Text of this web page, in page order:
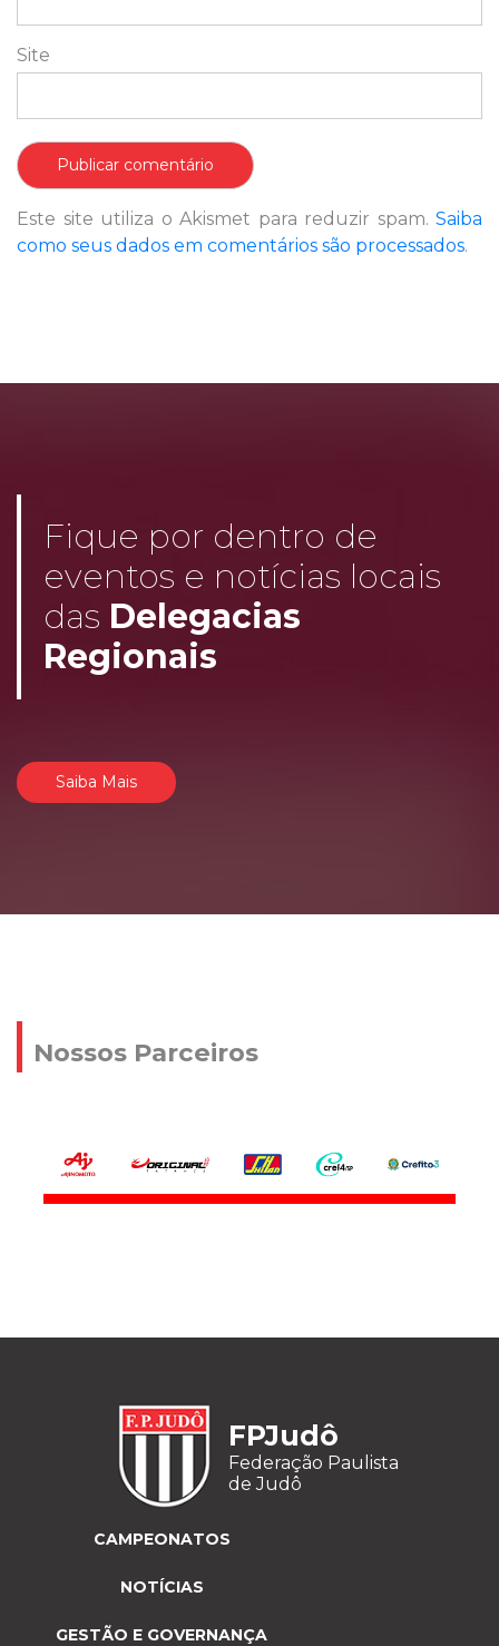
Site
Este site utiliza o Akismet para reduzir spam. Saiba
como seus dados em comentários são processados.
Fique por dentro de
eventos e notícias locais
das Delegacias
Regionais
Saiba Mais
Nossos Parceiros
FPJudô
Federação Paulista
de Judô
CAMPEONATOS
NOTÍCIAS
GESTÃO E GOVERNANÇA